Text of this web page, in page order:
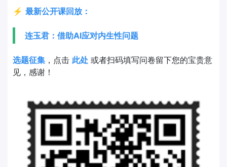
⚡ 最新公开课回放：
连玉君：借助AI应对内生性问题
选题征集 ，点击 此处 或者扫码填写问卷留下您的宝贵意
见，感谢！